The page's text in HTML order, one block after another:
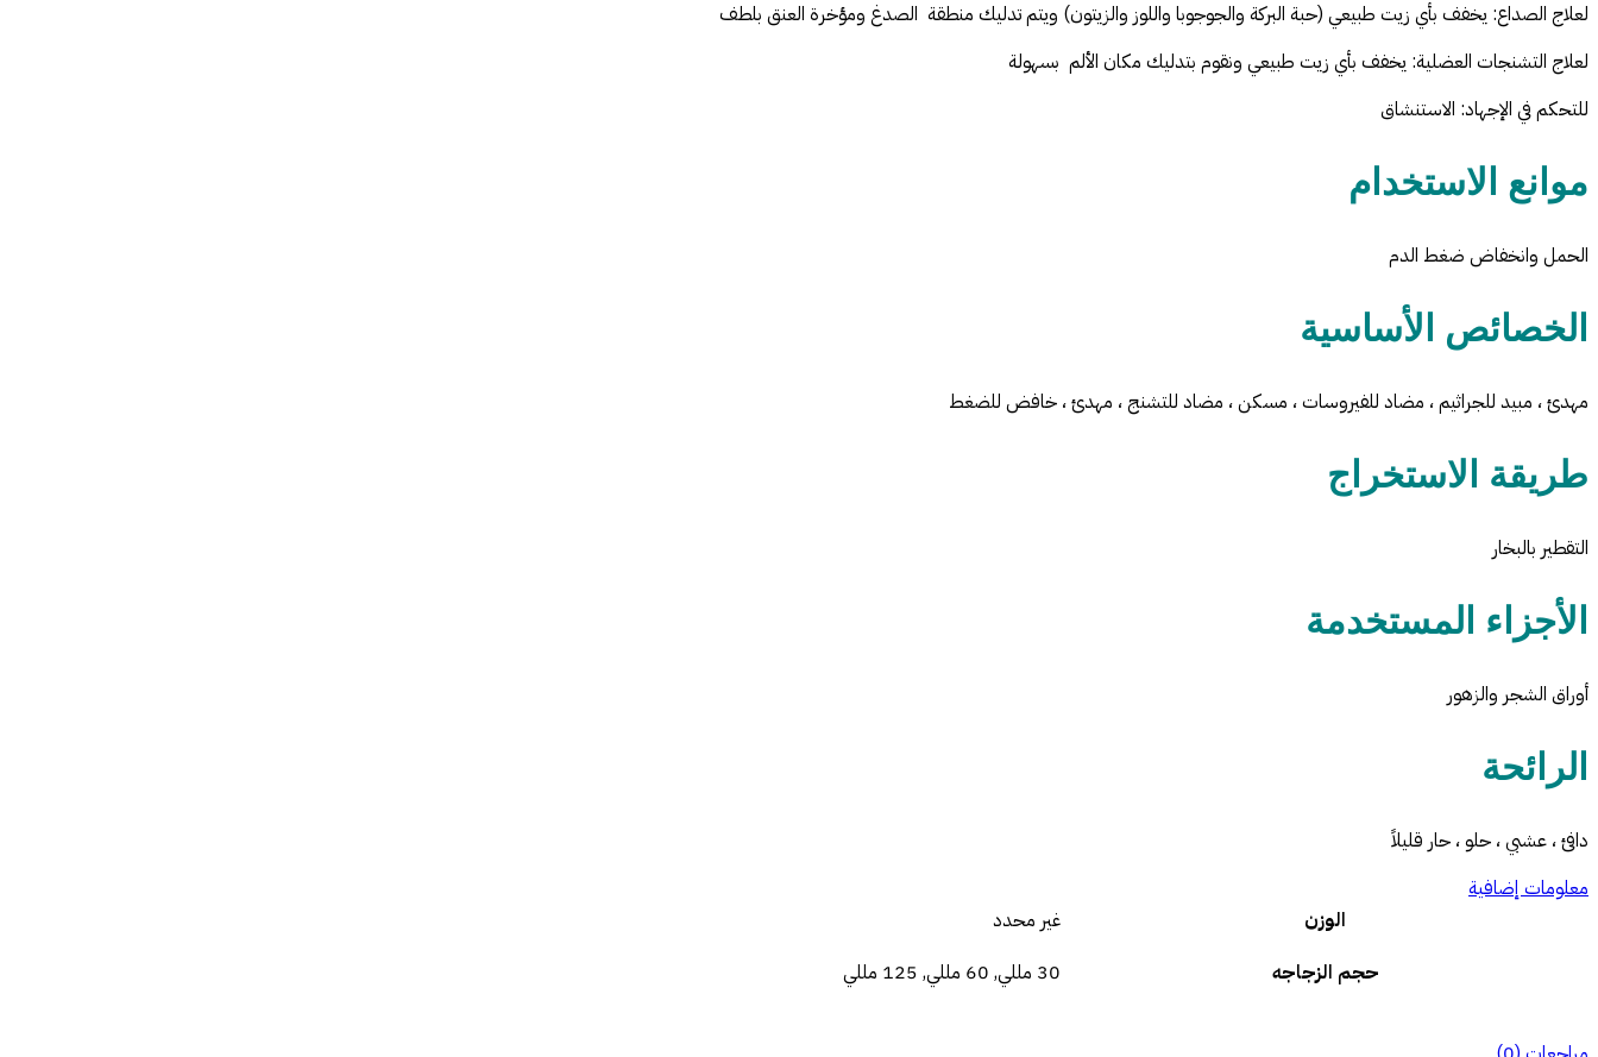
لعلاج الصداع: يخفف بأي زيت طبيعي (حبة البركة والجوجوبا واللوز والزيتون) ويتم تدليك منطقة الصدغ ومؤخرة العنق بلطف
لعلاج التشنجات العضلية: يخفف بأي زيت طبيعي ونقوم بتدليك مكان الألم بسهولة
للتحكم في الإجهاد: الاستنشاق
موانع الاستخدام
الحمل وانخفاض ضغط الدم
الخصائص الأساسية
مهدئ ، مبيد للجراثيم ، مضاد للفيروسات ، مسكن ، مضاد للتشنج ، مهدئ ، خافض للضغط
طريقة الاستخراج
التقطير بالبخار
الأجزاء المستخدمة
أوراق الشجر والزهور
الرائحة
دافئ ، عشبي ، حلو ، حار قليلاً
معلومات إضافية
الوزن
غير محدد
حجم الزجاجه
30 مللي, 60 مللي, 125 مللي